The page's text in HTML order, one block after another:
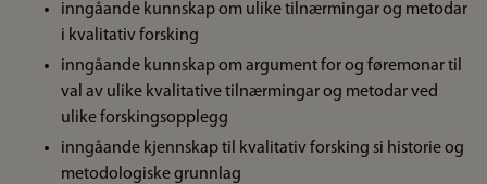
inngåande kunnskap om ulike tilnærmingar og metodar
i kvalitativ forsking
inngåande kunnskap om argument for og føremonar til
val av ulike kvalitative tilnærmingar og metodar ved
ulike forskingsopplegg
inngåande kjennskap til kvalitativ forsking si historie og
metodologiske grunnlag